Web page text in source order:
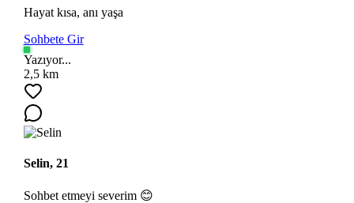
Hayat kısa, anı yaşa
Sohbete Gir
Yazıyor...
2,5 km
Selin, 21
Sohbet etmeyi severim 😊